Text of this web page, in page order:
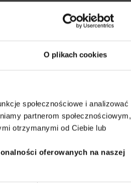
O plikach cookies
społecznościowe i analizować
partnerom społecznościowym,
otrzymanymi od Ciebie lub
oferowanych na naszej